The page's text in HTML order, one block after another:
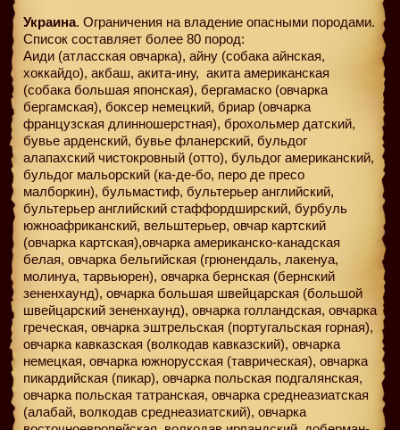
Украина. Ограничения на владение опасными породами.
Список составляет более 80 пород:
Аиди (атласская овчарка), айну (собака айнская,
хоккайдо), акбаш, акита-ину, акита американская
(собака большая японская), бергамаско (овчарка
бергамская), боксер немецкий, бриар (овчарка
французская длинношерстная), брохольмер датский,
бувье арденский, бувье фланерский, бульдог
алапахский чистокровный (отто), бульдог американский,
бульдог мальорский (ка-де-бо, перо де пресо
малборкин), бульмастиф, бультерьер английский,
бультерьер английский стаффордширский, бурбуль
южноафриканский, вельштерьер, овчар картский
(овчарка картская),овчарка американско-канадская
белая, овчарка бельгийская (грюнендаль, лакенуа,
молинуа, тарвьюрен), овчарка бернская (бернский
зененхаунд), овчарка большая швейцарская (большой
швейцарский зененхаунд), овчарка голландская, овчарка
греческая, овчарка эштрельская (португальская горная),
овчарка кавказская (волкодав кавказский), овчарка
немецкая, овчарка южнорусская (таврическая), овчарка
пикардийская (пикар), овчарка польская подгалянская,
овчарка польская татранская, овчарка среднеазиатская
(алабай, волкодав среднеазиатский), овчарка